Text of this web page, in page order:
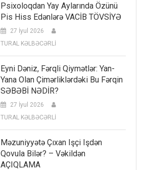
Psixoloqdan Yay Aylarında Özünü
Pis Hiss Edənlərə VACİB TÖVSİYƏ
27 İyul 2026
TURAL KƏLBƏCƏRLİ
Eyni Dəniz, Fərqli Qiymətlər: Yan-
Yana Olan Çimərliklərdəki Bu Fərqin
SƏBƏBİ NƏDİR?
27 İyul 2026
TURAL KƏLBƏCƏRLİ
Məzuniyyətə Çıxan Işçi Işdən
Qovula Bilər? – Vəkildən
AÇIQLAMA